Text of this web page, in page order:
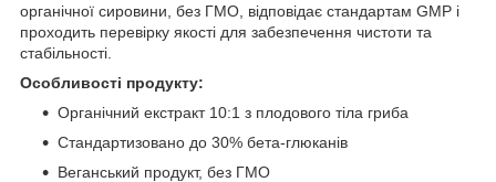
органічної сировини, без ГМО, відповідає стандартам GMP і
проходить перевірку якості для забезпечення чистоти та
стабільності.
Особливості продукту:
Органічний екстракт 10:1 з плодового тіла гриба
Стандартизовано до 30% бета-глюканів
Веганський продукт, без ГМО